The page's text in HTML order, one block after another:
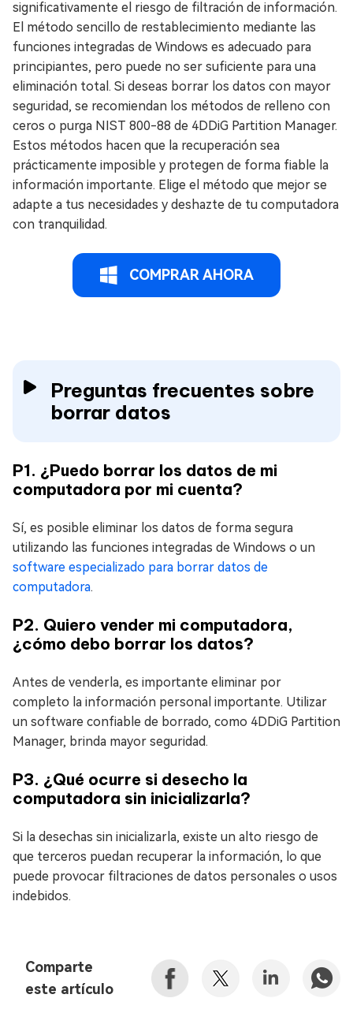
significativamente el riesgo de filtración de información.
El método sencillo de restablecimiento mediante las
funciones integradas de Windows es adecuado para
principiantes, pero puede no ser suficiente para una
eliminación total. Si deseas borrar los datos con mayor
seguridad, se recomiendan los métodos de relleno con
ceros o purga NIST 800-88 de 4DDiG Partition Manager.
Estos métodos hacen que la recuperación sea
prácticamente imposible y protegen de forma fiable la
información importante. Elige el método que mejor se
adapte a tus necesidades y deshazte de tu computadora
con tranquilidad.
COMPRAR AHORA
Preguntas frecuentes sobre
borrar datos
P1. ¿Puedo borrar los datos de mi
computadora por mi cuenta?
Sí, es posible eliminar los datos de forma segura
utilizando las funciones integradas de Windows o un
software especializado para borrar datos de
computadora.
P2. Quiero vender mi computadora,
¿cómo debo borrar los datos?
Antes de venderla, es importante eliminar por
completo la información personal importante. Utilizar
un software confiable de borrado, como 4DDiG Partition
Manager, brinda mayor seguridad.
P3. ¿Qué ocurre si desecho la
computadora sin inicializarla?
Si la desechas sin inicializarla, existe un alto riesgo de
que terceros puedan recuperar la información, lo que
puede provocar filtraciones de datos personales o usos
indebidos.
Comparte
este artículo